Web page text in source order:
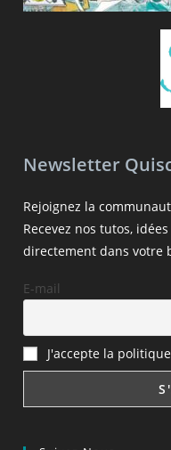
Newsletter
Rejoignez la
Recevez nos tutos,
directement dans votre
E-mail
J'accepte la